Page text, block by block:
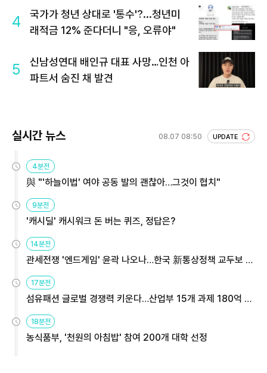
4
국가가 청년 상대로 '통수'?...청년미
래적금 12% 준다더니 "응, 오류야"
5
신남성연대 배인규 대표 사망…인천 아
파트서 숨진 채 발견
실시간 뉴스 08.07 08:50 UPDATE
4분전
與 "'하늘이법' 여야 공동 발의 괜찮아…그것이 협치"
9분전
'캐시딜' 캐시워크 돈 버는 퀴즈, 정답은?
14분전
관세전쟁 '엔드게임' 윤곽 나오나…한국 新통상정책 교두보 활
용해야
17분전
섬유패션 글로벌 경쟁력 키운다…산업부 15개 과제 180억 지
원
18분전
농식품부, '천원의 아침밥' 참여 200개 대학 선정